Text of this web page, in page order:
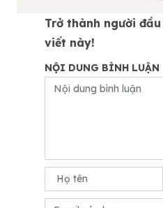
Trở thành người
viết này!
NỘI DUNG BÌNH LUẬN